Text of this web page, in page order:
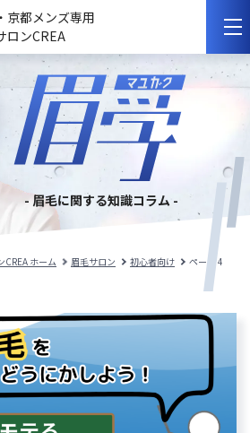
京都メンズ専用
ロンCREA
- 眉毛に関する知識コラム -
CREA ホーム 眉毛サロン 初心者向け ページ 4